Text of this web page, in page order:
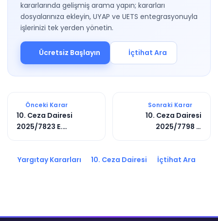
kararlarında gelişmiş arama yapın; kararları
dosyalarınıza ekleyin, UYAP ve UETS entegrasyonuyla
işlerinizi tek yerden yönetin.
Ücretsiz Başlayın İçtihat Ara
Önceki Karar
10. Ceza Dairesi
2025/7823 E.
Sonraki Karar
10. Ceza Dairesi
2025/7798 E.
Yargıtay Kararları 10. Ceza Dairesi İçtihat Ara